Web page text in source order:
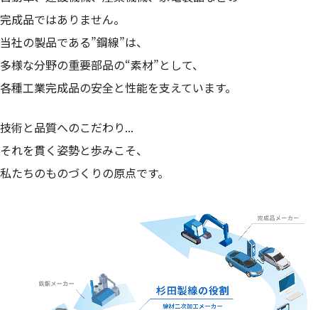
当社の製品である”鋼線”は、
多様な分野の重要部品の“素材”として、
各種工業完成品の安全と性能を支えています。